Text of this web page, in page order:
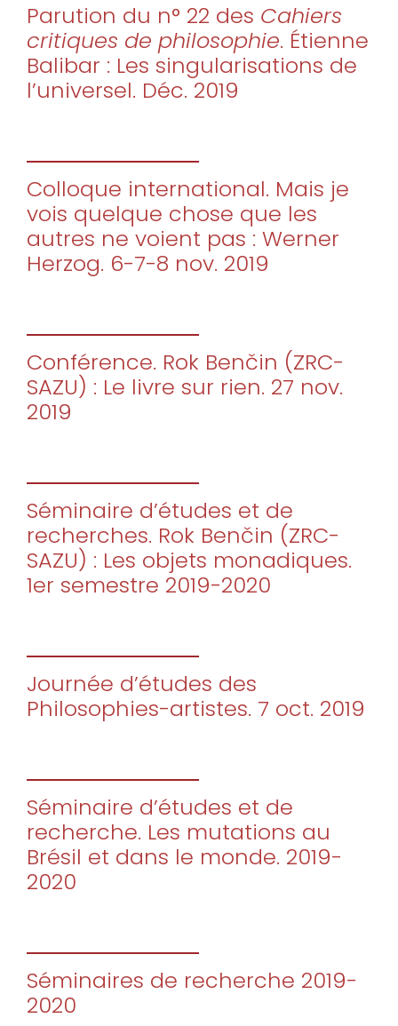
Parution du n° 22 des Cahiers
critiques de philosophie. Étienne
Balibar : Les singularisations de
l’universel. Déc. 2019
Colloque international. Mais je
vois quelque chose que les
autres ne voient pas : Werner
Herzog. 6-7-8 nov. 2019
Conférence. Rok Benčin (ZRC-
SAZU) : Le livre sur rien. 27 nov.
2019
Séminaire d’études et de
recherches. Rok Benčin (ZRC-
SAZU) : Les objets monadiques.
1er semestre 2019-2020
Journée d’études des
Philosophies-artistes. 7 oct. 2019
Séminaire d’études et de
recherche. Les mutations au
Brésil et dans le monde. 2019-
2020
Séminaires de recherche 2019-
2020